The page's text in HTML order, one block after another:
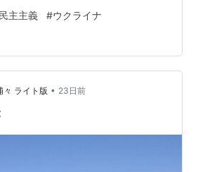
葉が、それが社会改革のスローガ
崩壊後の大混乱を思い起こさせる
義は無政府主義と同じように解釈さ
主義｣という言葉が一人歩きしてい
。多くの喜びとともに悪も生む。
土壌にまず芽…
民主主義 #ウクライナ
々 ライト版 • 23日前